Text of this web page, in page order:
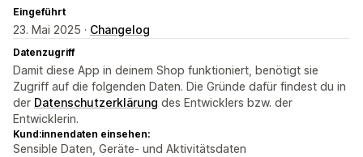
Eingeführt
23. Mai 2025 · Changelog
Datenzugriff
Damit diese App in deinem Shop funktioniert, benötigt sie
Zugriff auf die folgenden Daten. Die Gründe dafür findest du in
der Datenschutzerklärung des Entwicklers bzw. der
Entwicklerin.
Kund:innendaten einsehen:
Sensible Daten, Geräte- und Aktivitätsdaten